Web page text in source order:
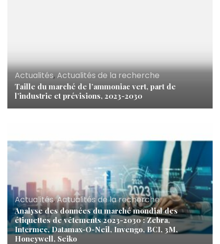
Actualités,Actualités de la recherche
Taille du marché de l’ammoniac vert, part de
l’industrie et prévisions, 2023-2030
Actualités,Actualités de la recherche
Analyse des données du marché mondial des
étiquettes de vêtements 2023-2030 : Zebra,
Intermec, Datamax-O-Neil, Invengo, BCI, 3M,
Honeywell, Seiko